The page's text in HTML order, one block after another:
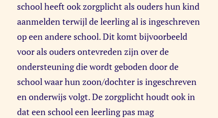
school heeft ook zorgplicht als ouders hun kind
aanmelden terwijl de leerling al is ingeschreven
op een andere school. Dit komt bijvoorbeeld
voor als ouders ontevreden zijn over de
ondersteuning die wordt geboden door de
school waar hun zoon/dochter is ingeschreven
en onderwijs volgt. De zorgplicht houdt ook in
dat een school een leerling pas mag